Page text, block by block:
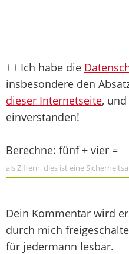
Ich habe die
insbesondere den
dieser Internetseite,
einverstanden!
Berechne: fünf + vier =
als Ziffern, dies ist eine
Dein Kommentar wird
durch mich
für jedermann lesbar.